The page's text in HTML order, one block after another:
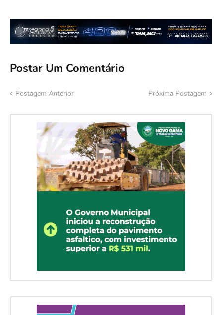
Postar Um Comentário
Postagem Anterior Próxima Postagem